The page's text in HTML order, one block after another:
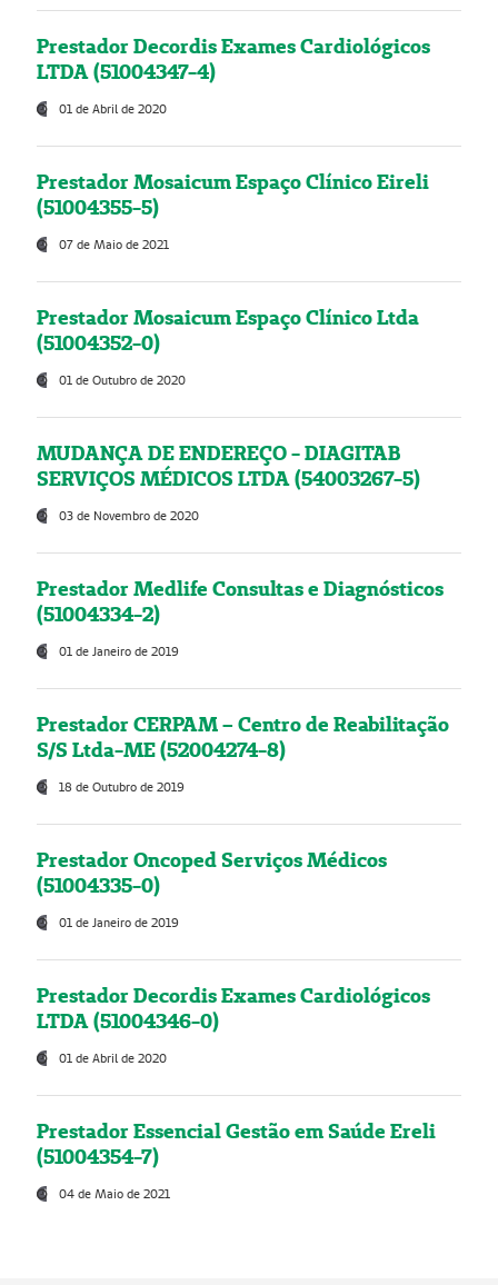
Prestador Decordis Exames Cardiológicos
LTDA (51004347-4)
01 de Abril de 2020
Prestador Mosaicum Espaço Clínico Eireli
(51004355-5)
07 de Maio de 2021
Prestador Mosaicum Espaço Clínico Ltda
(51004352-0)
01 de Outubro de 2020
MUDANÇA DE ENDEREÇO - DIAGITAB
SERVIÇOS MÉDICOS LTDA (54003267-5)
03 de Novembro de 2020
Prestador Medlife Consultas e Diagnósticos
(51004334-2)
01 de Janeiro de 2019
Prestador CERPAM – Centro de Reabilitação
S/S Ltda-ME (52004274-8)
18 de Outubro de 2019
Prestador Oncoped Serviços Médicos
(51004335-0)
01 de Janeiro de 2019
Prestador Decordis Exames Cardiológicos
LTDA (51004346-0)
01 de Abril de 2020
Prestador Essencial Gestão em Saúde Ereli
(51004354-7)
04 de Maio de 2021